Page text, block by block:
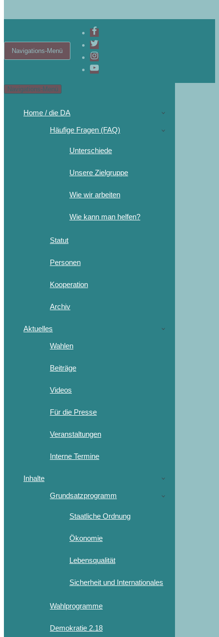
Navigations-Menü
Navigations-Menü
Home / die DA
Häufige Fragen (FAQ)
Unterschiede
Unsere Zielgruppe
Wie wir arbeiten
Wie kann man helfen?
Statut
Personen
Kooperation
Archiv
Aktuelles
Wahlen
Beiträge
Videos
Für die Presse
Veranstaltungen
Interne Termine
Inhalte
Grundsatzprogramm
Staatliche Ordnung
Ökonomie
Lebensqualität
Sicherheit und Internationales
Wahlprogramme
Demokratie 2.18